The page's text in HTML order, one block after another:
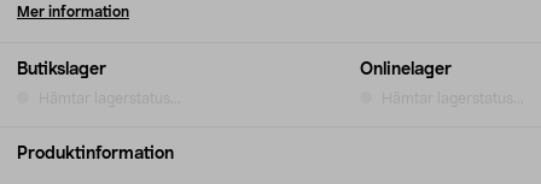
Butikslager
Hämtar lagerstatus...
Onlinelager
Hämtar lagerstatus...
Mer information
Produktinformation